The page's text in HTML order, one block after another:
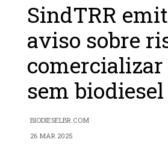
SindTRR
aviso sobre
comercializar
sem biodiesel
BIODIESELBR.COM
26 MAR 2025